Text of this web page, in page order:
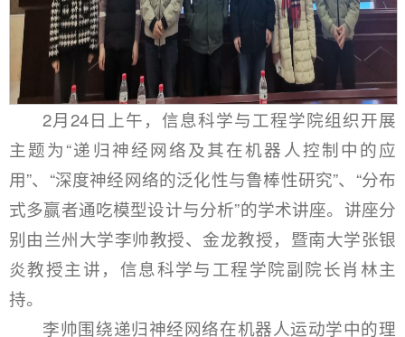
2月24日上午，信息科学与工程学院组织开展
主题为“递归神经网络及其在机器人控制中的应
用”、“深度神经网络的泛化性与鲁棒性研究”、“分布
式多赢者通吃模型设计与分析”的学术讲座。讲座分
别由兰州大学李帅教授、金龙教授，暨南大学张银
炎教授主讲，信息科学与工程学院副院长肖林主
持。
李帅围绕递归神经网络在机器人运动学中的理